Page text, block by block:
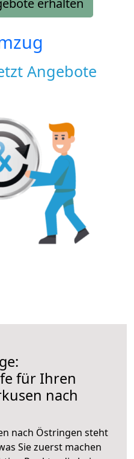
Angebote
für Ihren
nach
nach Östringen steht
Sie zuerst machen